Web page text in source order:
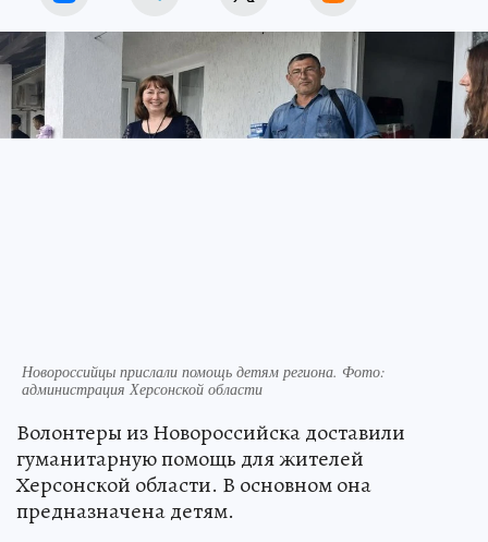
Новороссийцы прислали помощь детям региона. Фото:
администрация Херсонской области
Волонтеры из Новороссийска доставили
гуманитарную помощь для жителей
Херсонской области. В основном она
предназначена детям.